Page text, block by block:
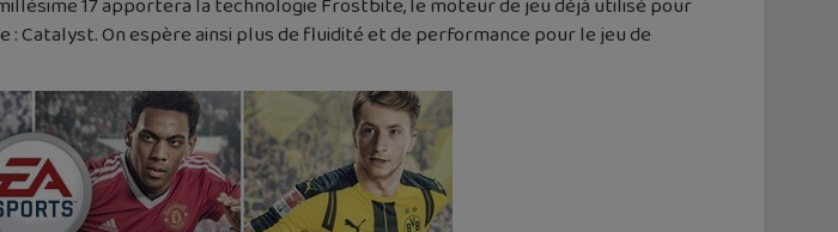
Catalyst. On espère ainsi plus de fluidité et de performance pour le jeu de